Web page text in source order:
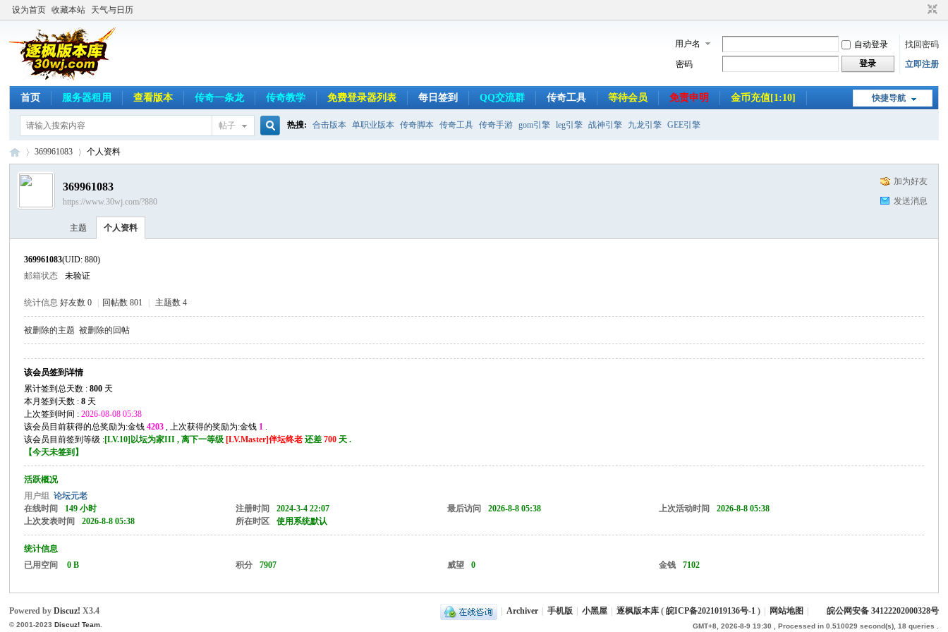
设为首页 收藏本站 天气与日历
用户名 自动登录
找回密码
密码
登录 立即注册
快捷导航
首页 服务器租用 查看版本 传奇一条龙 传奇教学 免费登录器列表 每日签到 QQ交流群 传奇工具 等待会员 免责申明 金币充值[1:10]
帖子 热搜: 合击版本 单职业版本 传奇脚本 传奇工具 传奇手游 gom引擎 leg引擎 战神引擎 九龙引擎 GEE引擎
›
369961083 个人资料
加为好友
发送消息
369961083
https://www.30wj.com/?880
主题 个人资料
369961083(UID: 880)
邮箱状态
未验证
统计信息 好友数 0 回帖数 801 主题数 4
被删除的主题 被删除的回帖
该会员签到详情
累计签到总天数 :800 天
本月签到天数 :8 天
上次签到时间 :2026-08-08 05:38
该会员目前获得的总奖励为:金钱4203 , 上次获得的奖励为:金钱 1 .
该会员目前签到等级 :[LV.10]以坛为家III , 离下一等级 [LV.Master]伴坛终老 还差700 天 .
【今天未签到 】
活跃概况
用户组论坛元老
在线时间
149 小时 注册时间 2024-3-4 22:07 最后访问 2026-8-8 05:38 上次活动时间
2026-8-8 05:38
上次发表时间
2026-8-8 05:38 所在时区 使用系统默认
统计信息
已用空间
0 B 积分 7907 威望 0 金钱 7102
Archiver 手机版 小黑屋 逐枫版本库( 皖ICP备2021019136号-1) 网站地图 皖公网安备 34122202000328号
GMT+8, 2026-8-9 19:30 , Processed in 0.510029 second(s), 18 queries .
Powered byDiscuz! X3.4
© 2001-2023Discuz! Team